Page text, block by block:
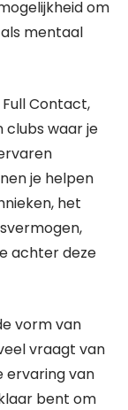
om
mentaal
Contact,
clubs waar je
je helpen
het
achter deze
vorm van
vraagt van
ervaring van
bent om